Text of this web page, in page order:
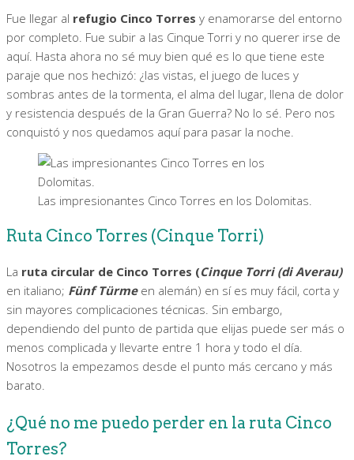
Fue llegar al refugio Cinco Torres y enamorarse del entorno
por completo. Fue subir a las Cinque Torri y no querer irse de
aquí. Hasta ahora no sé muy bien qué es lo que tiene este
paraje que nos hechizó: ¿las vistas, el juego de luces y
sombras antes de la tormenta, el alma del lugar, llena de dolor
y resistencia después de la Gran Guerra? No lo sé. Pero nos
conquistó y nos quedamos aquí para pasar la noche.
Las impresionantes Cinco Torres en los Dolomitas.
Ruta Cinco Torres (Cinque Torri)
La ruta circular de Cinco Torres (Cinque Torri (di Averau)
en italiano; Fünf Türme en alemán) en sí es muy fácil, corta y
sin mayores complicaciones técnicas. Sin embargo,
dependiendo del punto de partida que elijas puede ser más o
menos complicada y llevarte entre 1 hora y todo el día.
Nosotros la empezamos desde el punto más cercano y más
barato.
¿Qué no me puedo perder en la ruta Cinco
Torres?